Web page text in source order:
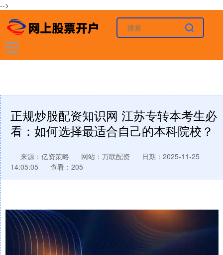
-->
正规炒股配资知识网 江苏专转本考生必
看：如何选择最适合自己的本科院校？
来源：亿资策略 网站：万联配资
日期：2025-11-25
14:05:05
查看：205